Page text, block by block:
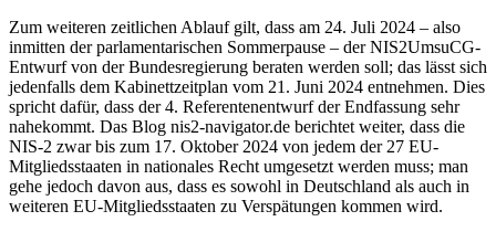
Zum weiteren zeitlichen Ablauf gilt, dass am 24. Juli 2024 – also
inmitten der parlamentarischen Sommerpause – der NIS2UmsuCG-
Entwurf von der Bundesregierung beraten werden soll; das lässt sich
jedenfalls dem Kabinettzeitplan vom 21. Juni 2024 entnehmen. Dies
spricht dafür, dass der 4. Referentenentwurf der Endfassung sehr
nahekommt. Das Blog nis2-navigator.de berichtet weiter, dass die
NIS-2 zwar bis zum 17. Oktober 2024 von jedem der 27 EU-
Mitgliedsstaaten in nationales Recht umgesetzt werden muss; man
gehe jedoch davon aus, dass es sowohl in Deutschland als auch in
weiteren EU-Mitgliedsstaaten zu Verspätungen kommen wird.